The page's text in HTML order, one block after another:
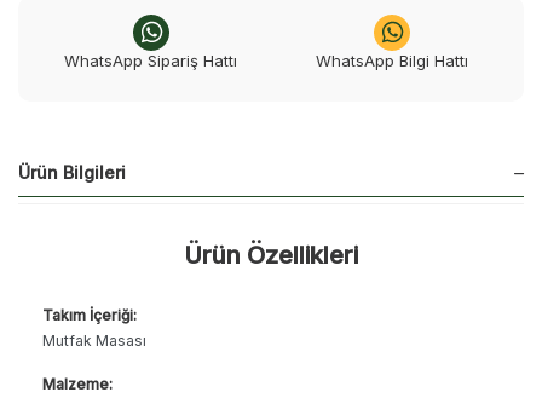
WhatsApp Sipariş Hattı WhatsApp Bilgi Hattı
Ürün Bilgileri
Ürün Özellikleri
Takım İçeriği:
Mutfak Masası
Malzeme: